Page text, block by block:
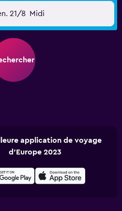
21/8 Midi
application de voyage
d'Europe 2023